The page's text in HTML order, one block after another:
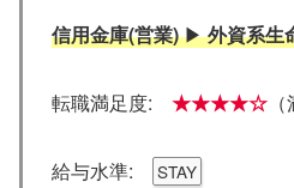
信用金庫(営業)▶外資系生
転職満足度: ★★★★☆
給与水準: STAY